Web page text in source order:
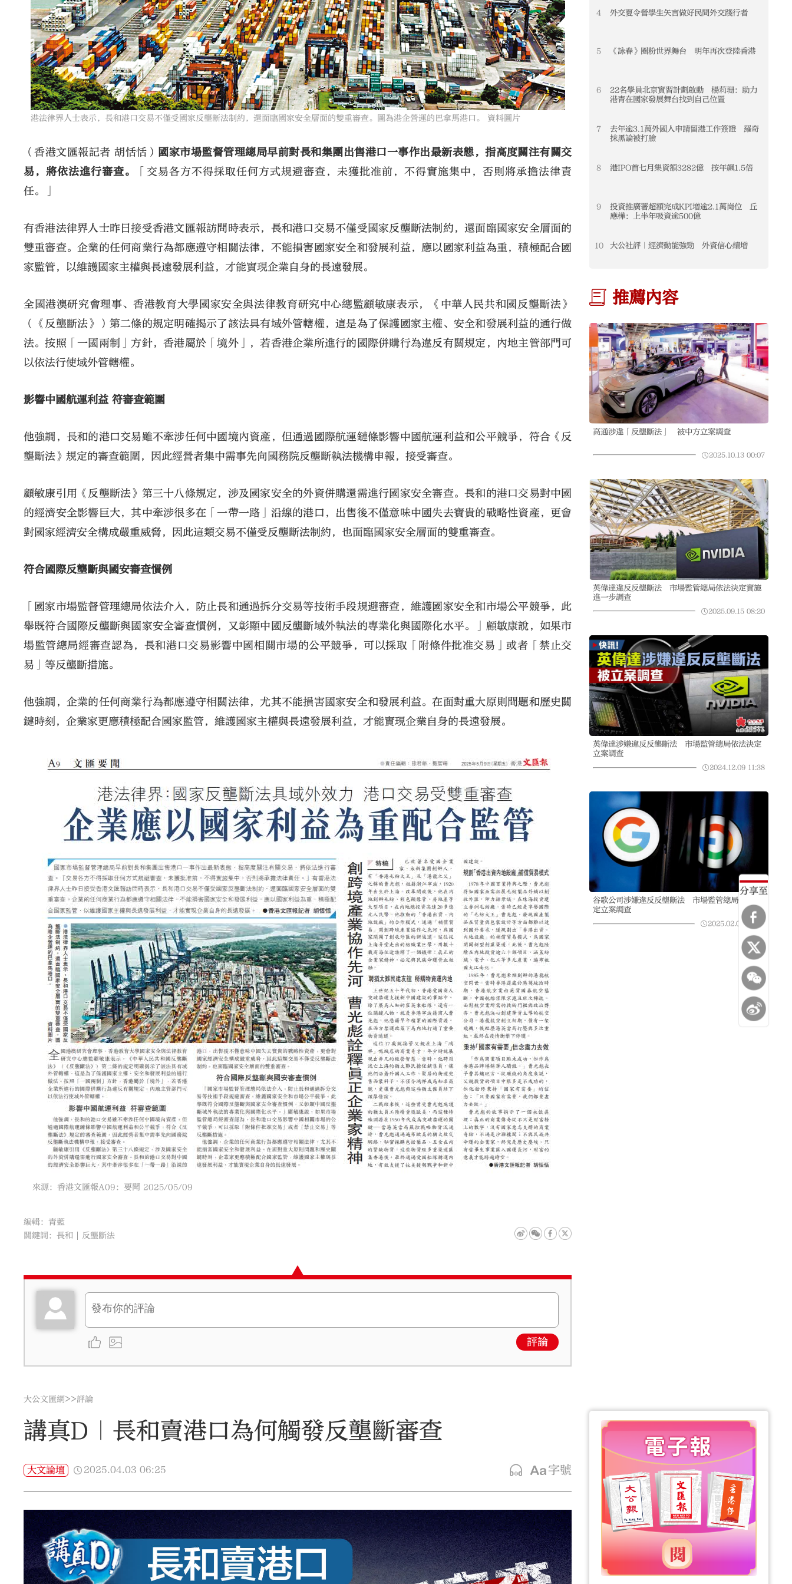
分享至
港法律界人士表示，長和港口交易不僅受國家反壟斷法制約，還面臨國家安全層面的雙重審查。圖為港企營運的巴拿馬港口。 資料圖片
（香港文匯報記者 胡恬恬） 國家市場監督管理總局早前對長和集團出售港口一事作出最新表態，指高度關注有關交
易，將依法進行審查。
「交易各方不得採取任何方式規避審查，未獲批准前，不得實施集中，否則將承擔法律責
任。」
有香港法律界人士昨日接受香港文匯報訪問時表示，長和港口交易不僅受國家反壟斷法制約，還面臨國家安全層面的
雙重審查。企業的任何商業行為都應遵守相關法律，不能損害國家安全和發展利益，應以國家利益為重，積極配合國
家監管，以維護國家主權與長遠發展利益，才能實現企業自身的長遠發展。
全國港澳研究會理事、香港教育大學國家安全與法律教育研究中心總監顧敏康表示，《中華人民共和國反壟斷法》
（《反壟斷法》）第二條的規定明確揭示了該法具有域外管轄權，這是為了保護國家主權、安全和發展利益的通行做
法。按照「一國兩制」方針，香港屬於「境外」，若香港企業所進行的國際併購行為違反有關規定，內地主管部門可
以依法行使域外管轄權。
影響中國航運利益 符審查範圍
他強調，長和的港口交易雖不牽涉任何中國境內資產，但通過國際航運鏈條影響中國航運利益和公平競爭，符合《反
壟斷法》規定的審查範圍，因此經營者集中需事先向國務院反壟斷執法機構申報，接受審查。
顧敏康引用《反壟斷法》第三十八條規定，涉及國家安全的外資併購還需進行國家安全審查。長和的港口交易對中國
的經濟安全影響巨大，其中牽涉很多在「一帶一路」沿線的港口，出售後不僅意味中國失去寶貴的戰略性資產，更會
對國家經濟安全構成嚴重威脅，因此這類交易不僅受反壟斷法制約，也面臨國家安全層面的雙重審查。
符合國際反壟斷與國安審查慣例
「國家市場監督管理總局依法介入，防止長和通過拆分交易等技術手段規避審查，維護國家安全和市場公平競爭，此
舉既符合國際反壟斷與國家安全審查慣例，又彰顯中國反壟斷域外執法的專業化與國際化水平。」顧敏康說，如果市
場監管總局經審查認為，長和港口交易影響中國相關市場的公平競爭，可以採取「附條件批准交易」或者「禁止交
易」等反壟斷措施。
他強調，企業的任何商業行為都應遵守相關法律，尤其不能損害國家安全和發展利益。在面對重大原則問題和歷史關
鍵時刻，企業家更應積極配合國家監管，維護國家主權與長遠發展利益，才能實現企業自身的長遠發展。
來源：香港文匯報A09：要聞 2025/05/09
編輯：青藍
關鍵詞： 長和 反壟斷法
評論
4 外交夏令營學生矢言做好民間外交踐行者
5 《詠春》圈粉世界舞台 明年再次登陸香港
6
22名學員北京實習計劃啟動 楊莉珊：助力
港青在國家發展舞台找到自己位置
7
去年逾3.1萬外國人申請留港工作簽證 羅奇
抹黑論被打臉
8 港IPO首七月集資額3282億 按年飆1.5倍
9
投資推廣署超額完成KPI增逾2.1萬崗位 丘
應樺：上半年吸資逾500億
10 大公社評｜經濟動能強勁 外資信心續增
推薦內容
高通涉違「反壟斷法」 被中方立案調查
2025.10.13 00:07
英偉達違反反壟斷法 市場監管總局依法決定實施
進一步調查
2025.09.15 08:20
英偉達涉嫌違反反壟斷法 市場監管總局依法決定
立案調查
2024.12.09 11:38
谷歌公司涉嫌違反反壟斷法 市場監管總局依法決
定立案調查
2025.02.04 05:34
大公文匯網>>評論
講真D｜長和賣港口為何觸發反壟斷審查
大文論壇 2025.04.03 06:25 字號